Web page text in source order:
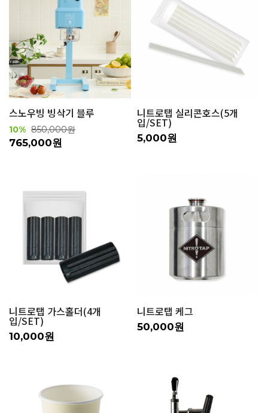
스노우빙 빙삭기 블루
10% 850,000원
765,000원
니트로탭 실리콘호스(5개
입/SET)
5,000원
니트로탭 가스홀더(4개
입/SET)
10,000원
니트로탭 케그
50,000원